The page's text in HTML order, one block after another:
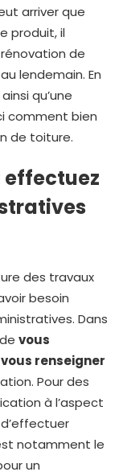
arriver que
produit, il
de
lendemain. En
qu’une
comment bien
de toiture.
effectuez
des travaux
besoin
Dans
vous
renseigner
Pour des
à l’aspect
notamment le
un